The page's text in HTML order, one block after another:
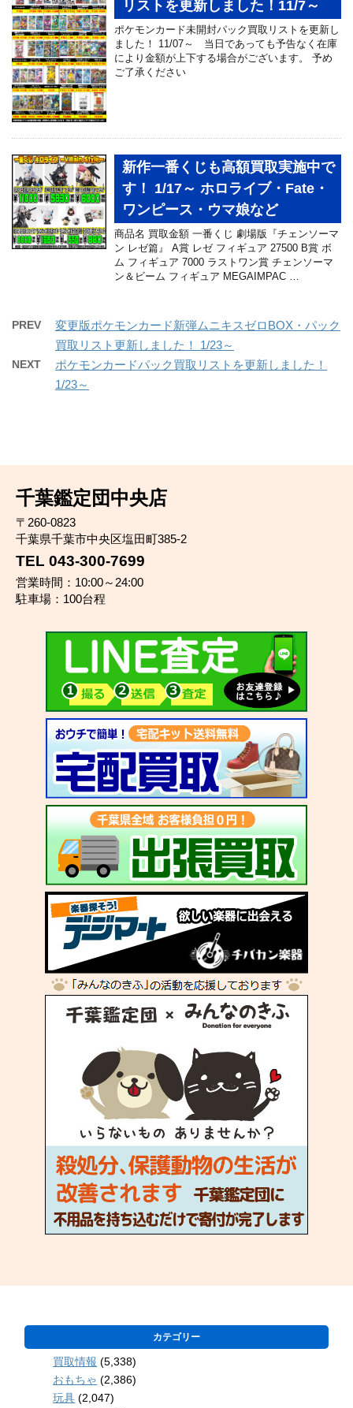
リストを更新しました！11/7～
ポケモンカード未開封パック買取リストを更新し
ました！ 11/07～ 当日であっても予告なく在庫
により金額が上下する場合がございます。 予め
ご了承ください
新作一番くじも高額買取実施中で
す！ 1/17～ ホロライブ・Fate・
ワンピース・ウマ娘など
商品名 買取金額 一番くじ 劇場版『チェンソーマ
ン レゼ篇』 A賞 レゼ フィギュア 27500 B賞 ボ
ム フィギュア 7000 ラストワン賞 チェンソーマ
ン＆ビーム フィギュア MEGAIMPAC …
PREV
変更版ポケモンカード新弾ムニキスゼロBOX・パック
買取リスト更新しました！ 1/23～
NEXT
ポケモンカードパック買取リストを更新しました！
1/23～
千葉鑑定団中央店
〒260-0823
千葉県千葉市中央区塩田町385-2
TEL 043-300-7699
営業時間：10:00～24:00
駐車場：100台程
カテゴリー
買取情報 (5,338)
おもちゃ (2,386)
玩具 (2,047)